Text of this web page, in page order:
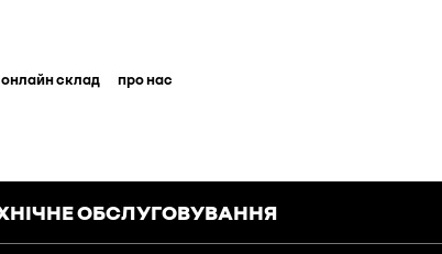
онлайн склад про нас